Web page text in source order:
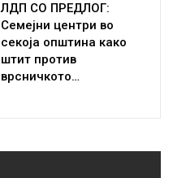
ЛДП СО ПРЕДЛОГ:
Семејни центри во
секоја општина како
штит против
врсничкото…